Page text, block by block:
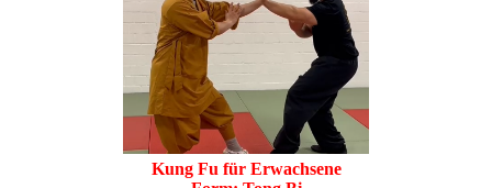
Kung Fu für Erwachsene